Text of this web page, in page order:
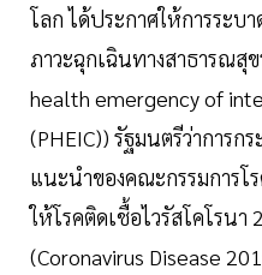
โลก ได้ประกาศให้การระบ
ภาวะฉุกเฉินทางสาธารณสุ
health emergency of
(PHEIC)) รัฐมนตรีว่าการก
แนะนำของคณะกรรมการโ
ให้โรคติดเชื้อไวรัสโคโรนา
(Coronavirus Disease